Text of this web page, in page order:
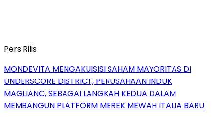
Pers Rilis
MONDEVITA MENGAKUISISI SAHAM MAYORITAS DI
UNDERSCORE DISTRICT, PERUSAHAAN INDUK
MAGLIANO, SEBAGAI LANGKAH KEDUA DALAM
MEMBANGUN PLATFORM MEREK MEWAH ITALIA BARU